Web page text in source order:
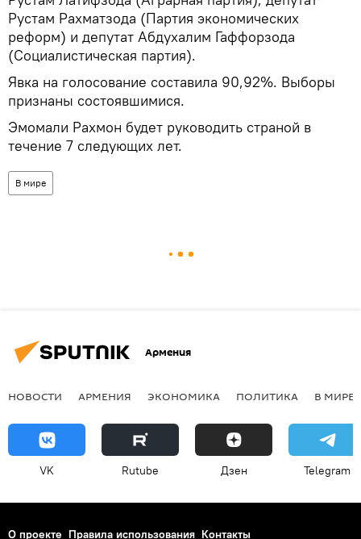
Рустам Рахматзода (Партия экономических
реформ) и депутат Абдухалим Гаффорзода
(Социалистическая партия).
Явка на голосование составила 90,92%. Выборы
признаны состоявшимися.
Эмомали Рахмон будет руководить страной в
течение 7 следующих лет.
В мире
Армения
НОВОСТИ АРМЕНИЯ ЭКОНОМИКА ПОЛИТИКА В МИРЕ
VK Rutube Дзен Telegram
О проекте Правила использования Контакты